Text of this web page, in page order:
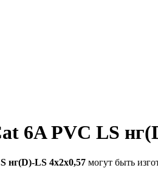
PVC LS
LS 4x2x0,57 могут быть